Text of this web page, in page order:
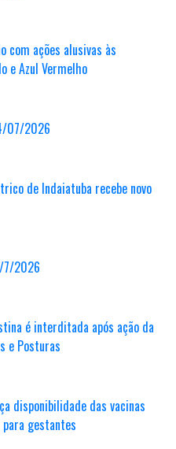
com ações alusivas às
e Azul Vermelho
07/2026
de Indaiatuba recebe novo
7/2026
é interditada após ação da
e Posturas
disponibilidade das vacinas
gestantes